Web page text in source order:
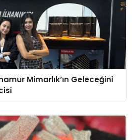
Mimarlık’ın Geleceğini